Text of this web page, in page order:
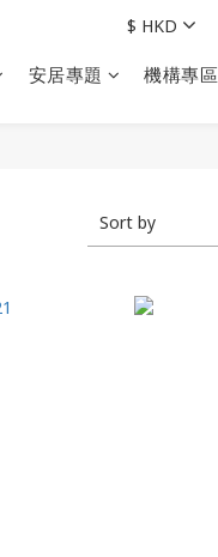
安居專題 機構專區
$ HKD
Sort by